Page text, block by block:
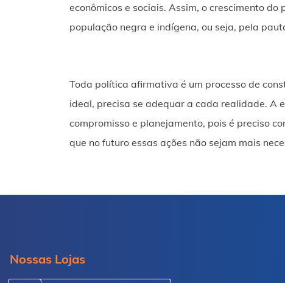
econômicos e sociais. Assim, o crescimento
população negra e indígena, ou seja, pela
Toda política afirmativa é um processo de
ideal, precisa se adequar a cada realidade. A
compromisso e planejamento, pois é preciso
que no futuro essas ações não sejam mais
Nossas Lojas